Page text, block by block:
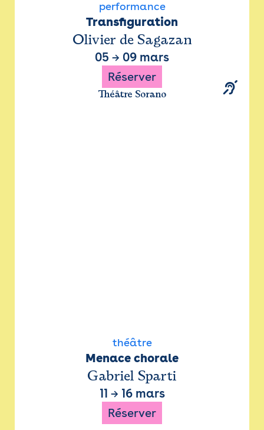
performance
Transfiguration
Olivier de Sagazan
05 → 09 mars
Réserver
Théâtre Sorano
théâtre
Menace chorale
Gabriel Sparti
11 → 16 mars
Réserver